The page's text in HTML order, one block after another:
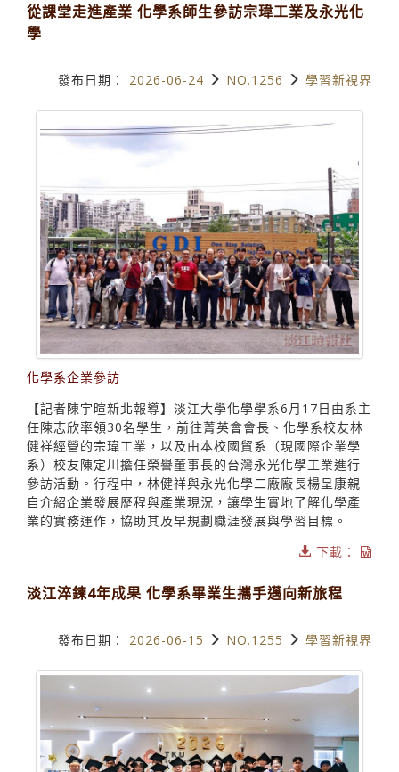
從課堂走進產業 化學系師生參訪宗瑋工業及永光化
學
發布日期： 2026-06-24 NO.1256 學習新視界
化學系企業參訪
【記者陳宇暄新北報導】淡江大學化學學系6月17日由系主
任陳志欣率領30名學生，前往菁英會會長、化學系校友林
健祥經營的宗瑋工業，以及由本校國貿系（現國際企業學
系）校友陳定川擔任榮譽董事長的台灣永光化學工業進行
參訪活動。行程中，林健祥與永光化學二廠廠長楊呈康親
自介紹企業發展歷程與產業現況，讓學生實地了解化學產
業的實務運作，協助其及早規劃職涯發展與學習目標。
下載：
淡江淬鍊4年成果 化學系畢業生攜手邁向新旅程
發布日期： 2026-06-15 NO.1255 學習新視界